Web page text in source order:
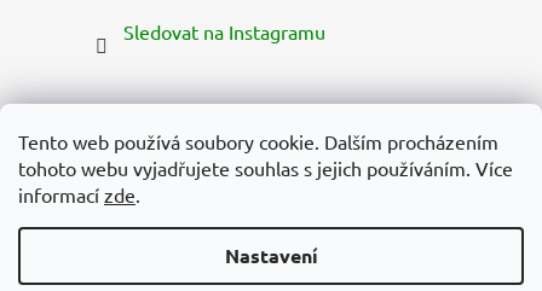
Tento web používá soubory cookie. Dalším procházením
tohoto webu vyjadřujete souhlas s jejich používáním. Více
informací zde.
Nastavení
Sledovat na Instagramu
Vytvořil Shoptet Premium